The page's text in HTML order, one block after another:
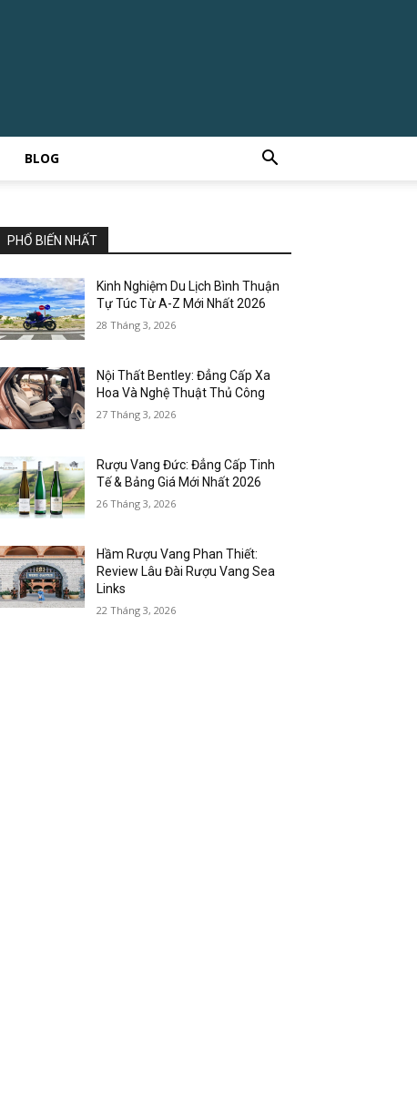
BLOG
PHỔ BIẾN NHẤT
Kinh Nghiệm Du Lịch Bình Thuận
Tự Túc Từ A-Z Mới Nhất 2026
28 Tháng 3, 2026
Nội Thất Bentley: Đẳng Cấp Xa
Hoa Và Nghệ Thuật Thủ Công
27 Tháng 3, 2026
Rượu Vang Đức: Đẳng Cấp Tinh
Tế & Bảng Giá Mới Nhất 2026
26 Tháng 3, 2026
Hầm Rượu Vang Phan Thiết:
Review Lâu Đài Rượu Vang Sea
Links
22 Tháng 3, 2026